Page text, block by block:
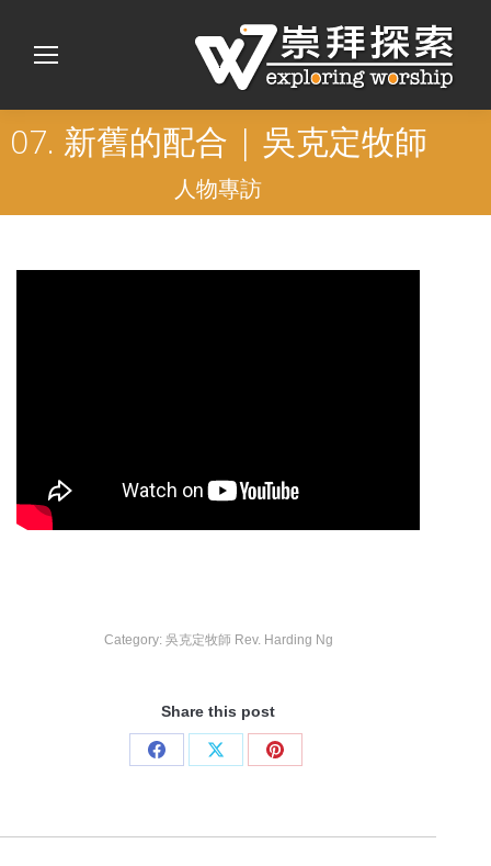
07. 新舊的配合 | 吳克定牧師
人物專訪
Category: 吳克定牧師 Rev. Harding Ng
Share this post
Share
Share
Share